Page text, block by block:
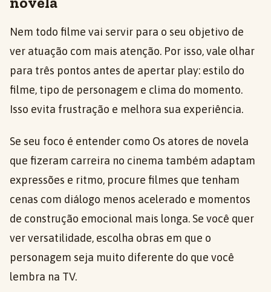
Nem todo filme vai servir para o seu objetivo de
ver atuação com mais atenção. Por isso, vale olhar
para três pontos antes de apertar play: estilo do
filme, tipo de personagem e clima do momento.
Isso evita frustração e melhora sua experiência.
Se seu foco é entender como Os atores de novela
que fizeram carreira no cinema também adaptam
expressões e ritmo, procure filmes que tenham
cenas com diálogo menos acelerado e momentos
de construção emocional mais longa. Se você quer
ver versatilidade, escolha obras em que o
personagem seja muito diferente do que você
lembra na TV.